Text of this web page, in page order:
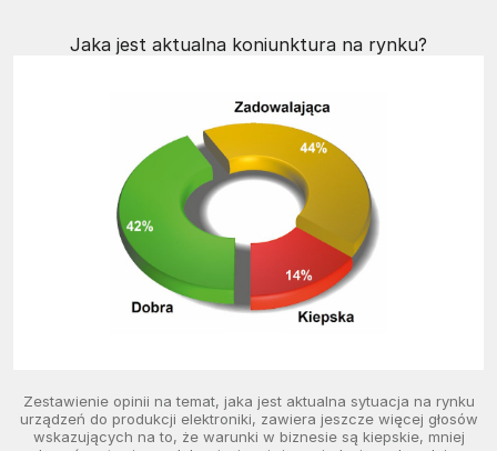
Jaka jest aktualna koniunktura na rynku?
Zestawienie opinii na temat, jaka jest aktualna sytuacja na rynku
urządzeń do produkcji elektroniki, zawiera jeszcze więcej głosów
wskazujących na to, że warunki w biznesie są kiepskie, mniej